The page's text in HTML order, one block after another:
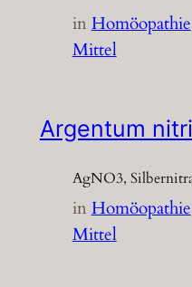
inHomöopathie
Mittel
Argentum
AgNO3,
inHomöopathie
Mittel